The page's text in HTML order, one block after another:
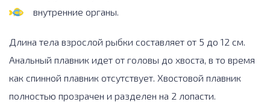
внутренние органы.
Длина тела взрослой рыбки составляет от 5 до 12 см.
Анальный плавник идет от головы до хвоста, в то время
как спинной плавник отсутствует. Хвостовой плавник
полностью прозрачен и разделен на 2 лопасти.